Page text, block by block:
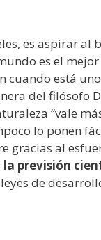
es aspirar al
es el
está
del filósofo
“vale
lo ponen
gracias al
previsión
de